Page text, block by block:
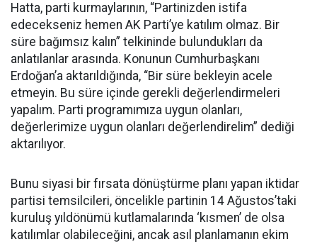
Hatta, parti kurmaylarının, “Partinizden istifa
edecekseniz hemen AK Parti’ye katılım olmaz. Bir
süre bağımsız kalın” telkininde bulundukları da
anlatılanlar arasında. Konunun Cumhurbaşkanı
Erdoğan’a aktarıldığında, “Bir süre bekleyin acele
etmeyin. Bu süre içinde gerekli değerlendirmeleri
yapalım. Parti programımıza uygun olanları,
değerlerimize uygun olanları değerlendirelim” dediği
aktarılıyor.
Bunu siyasi bir fırsata dönüştürme planı yapan iktidar
partisi temsilcileri, öncelikle partinin 14 Ağustos’taki
kuruluş yıldönümü kutlamalarında ‘kısmen’ de olsa
katılımlar olabileceğini, ancak asıl planlamanın ekim